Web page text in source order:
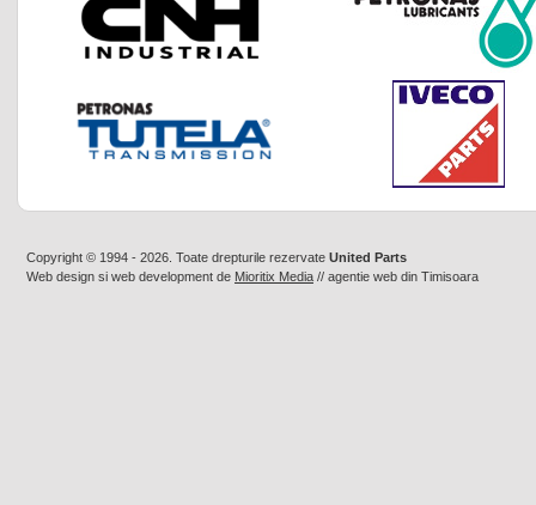
Copyright © 1994 - 2026. Toate drepturile rezervate United Parts
Web design si web development de Mioritix Media // agentie web din Timisoara